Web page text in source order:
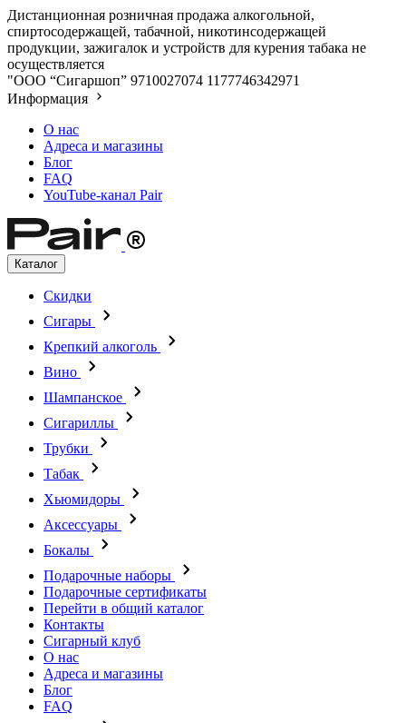
Дистанционная розничная продажа алкогольной,
спиртосодержащей, табачной, никотинсодержащей
продукции, зажигалок и устройств для курения табака не
осуществляется
"ООО “Сигаршоп” 9710027074 1177746342971
Информация
О нас
Адреса и магазины
Блог
FAQ
YouTube-канал Pair
Каталог
Скидки
Сигары
Крепкий алкоголь
Вино
Шампанское
Сигариллы
Трубки
Табак
Хьюмидоры
Аксессуары
Бокалы
Подарочные наборы
Подарочные сертификаты
Перейти в общий каталог
Контакты
Сигарный клуб
О нас
Адреса и магазины
Блог
FAQ